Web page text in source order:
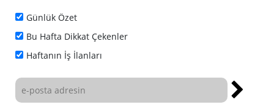
Günlük Özet
Bu Hafta Dikkat Çekenler
Haftanın İş İlanları